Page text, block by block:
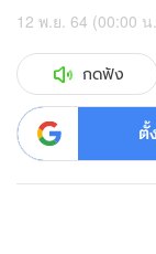
12 พ.ย. 64 (00:00 น
กดฟัง
ตั้